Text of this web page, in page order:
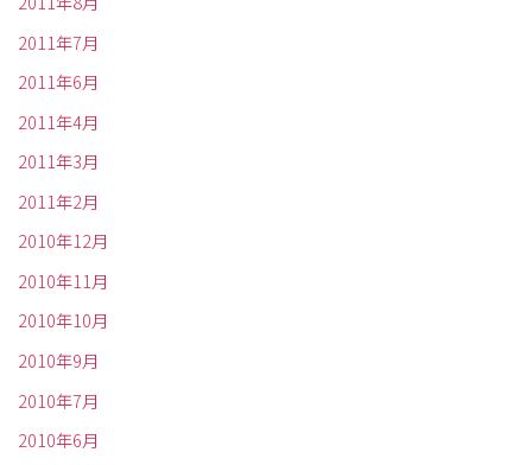
2011年7月
2011年6月
2011年4月
2011年3月
2011年2月
2010年12月
2010年11月
2010年10月
2010年9月
2010年7月
2010年6月